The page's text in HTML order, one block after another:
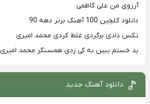
آرزوی من علی کاظمی
دانلود گلچین 100 آهنگ برتر دهه 90
تکس دادی برگردی غلط کردی محمد امیری
بد خستم ببین به کی زدی همسنگر محمد امیری
دانلود آهنگ جدید